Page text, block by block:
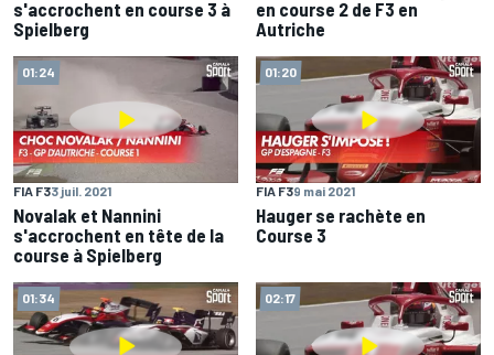
s'accrochent en course 3 à
Spielberg
en course 2 de F3 en
Autriche
01:24
FIA F33 juil. 2021
Novalak et Nannini
s'accrochent en tête de la
course à Spielberg
01:20
FIA F39 mai 2021
Hauger se rachète en
Course 3
01:34 02:17